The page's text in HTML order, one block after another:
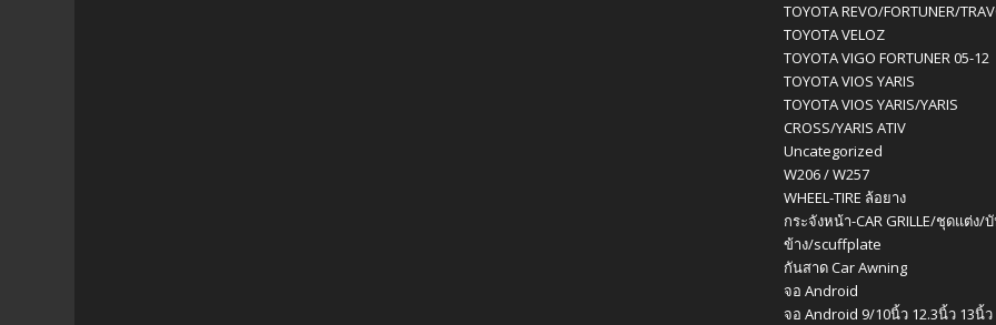
TOYOTA REVO/FORTUNER/
TOYOTA VELOZ
TOYOTA VIGO FORTUNER 05-12
TOYOTA VIOS YARIS
TOYOTA VIOS YARIS/YARIS
CROSS/YARIS ATIV
Uncategorized
W206 / W257
WHEEL-TIRE ล้อยาง
กระจังหน้า-CAR GRILLE/ชุดแต่ง/
ข้าง/scuffplate
กันสาด Car Awning
จอ Android
จอ Android 9/10นิ้ว 12.3นิ้ว 13นิ้ว